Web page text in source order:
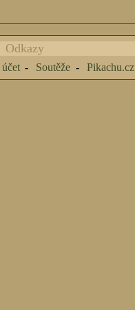
Odkazy
Soutěže Pikachu.cz